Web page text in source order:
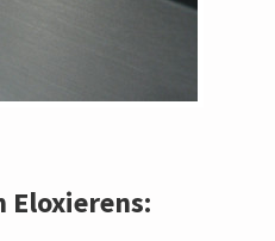
Eloxierens: